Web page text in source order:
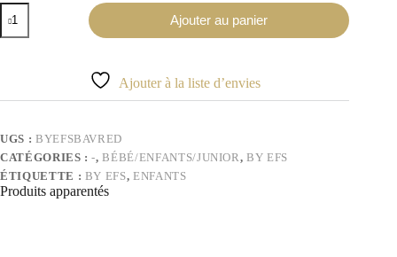
quantité
de
Bavoir
Ajouter au panier
Ajouter à la liste d’envies
UGS : BYEFSBAVRED
CATÉGORIES :-,BÉBÉ/ENFANTS/JUNIOR ,BY EFS
ÉTIQUETTE : BY EFS,ENFANTS
Produits apparentés